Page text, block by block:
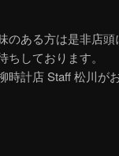
のある方は是非店頭
ちしております。
時計店 Staff 松川が